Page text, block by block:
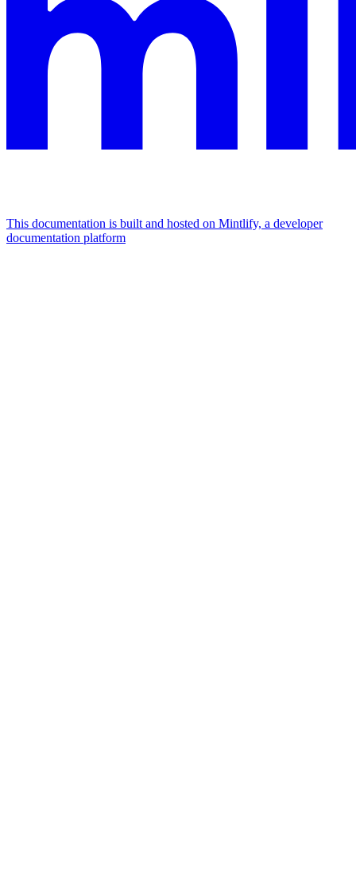
This documentation is built and hosted on Mintlify, a developer
documentation platform